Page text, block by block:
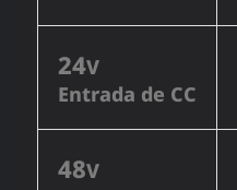
24V
Entrada de CC
48V